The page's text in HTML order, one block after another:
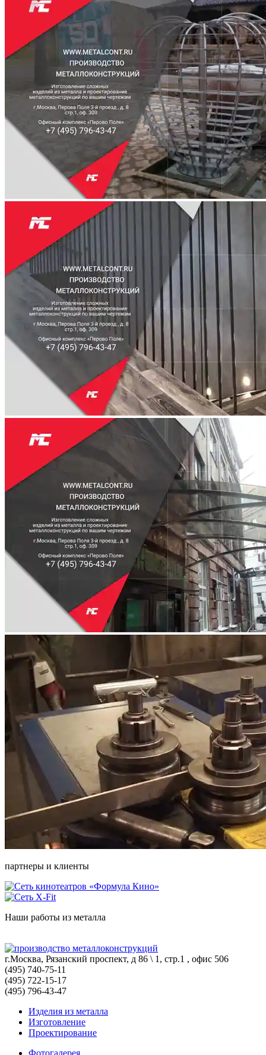
партнеры и клиенты
Наши работы из металла
г.Москва, Рязанский проспект, д 86 \ 1, стр.1 , офис 506
(495) 740-75-11
(495) 722-15-17
(495) 796-43-47
Изделия из металла
Изготовление
Проектирование
Фотогалерея